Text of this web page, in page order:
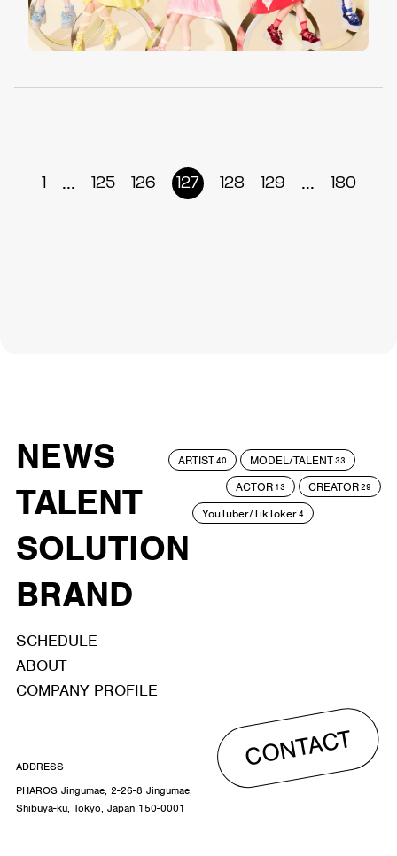
1 ... 125 126 127 128 129 ... 180
NEWS
TALENT
SOLUTION
BRAND
ARTIST40 MODEL/TALENT33
ACTOR 13 CREATOR29
YouTuber/TikToker4
SCHEDULE
ABOUT
COMPANY PROFILE
CONTACT
ADDRESS
PHAROS Jingumae, 2-26-8 Jingumae,
Shibuya-ku, Tokyo, Japan 150-0001